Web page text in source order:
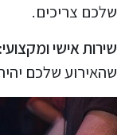
שלכם צריכים.
שירות אישי ומקצועי:
שהאירוע שלכם